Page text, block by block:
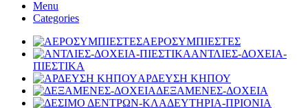
Menu
Categories
ΑΕΡΟΣΥΜΠΙΕΣΤΕΣ
ΑΝΤΛΙΕΣ-ΔΟΧΕΙΑ-
ΠΙΕΣΤΙΚΑ
ΑΡΔΕΥΣΗ ΚΗΠΟΥ
ΔΕΞΑΜΕΝΕΣ-ΔΟΧΕΙΑ